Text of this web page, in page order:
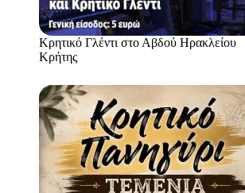
Κρητικό Γλέντι στο Αβδού Ηρακλείου
Κρήτης